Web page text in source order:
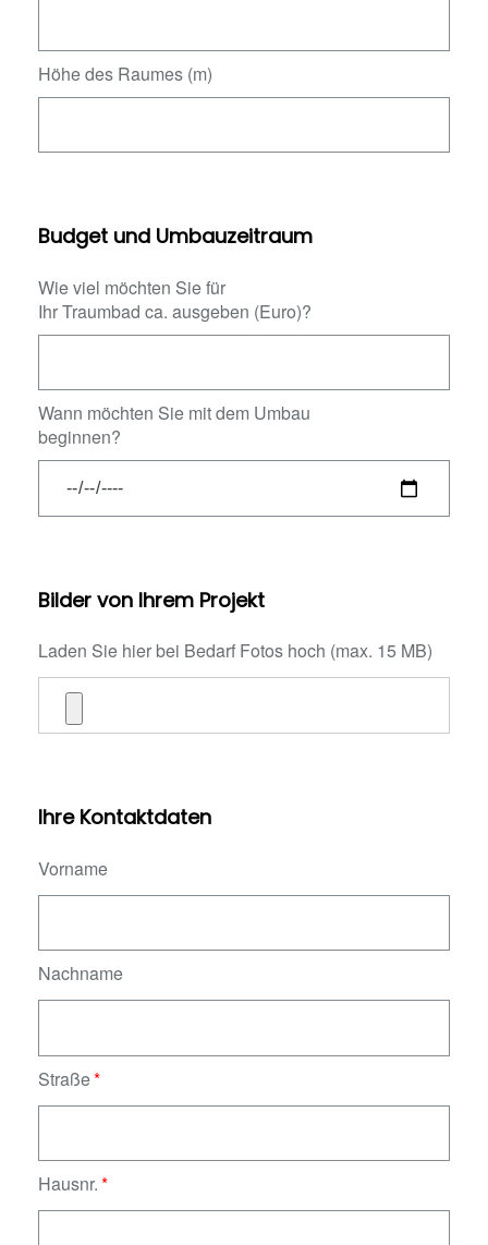
Höhe des Raumes (m)
Budget und Umbauzeitraum
Wie viel möchten Sie für
Ihr Traumbad ca. ausgeben (Euro)?
Wann möchten Sie mit dem Umbau
beginnen?
Bilder von Ihrem Projekt
Laden Sie hier bei Bedarf Fotos hoch (max. 15 MB)
Ihre Kontaktdaten
Vorname
Nachname
Straße
Hausnr.